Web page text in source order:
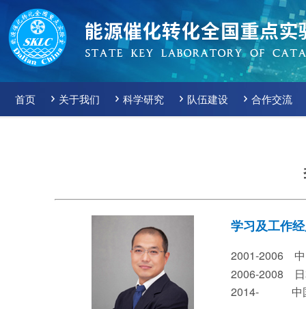
首页 关于我们 科学研究 队伍建设 合作交流
学习及工作
2001-2006 中
2006-2008 日
2014- 中国